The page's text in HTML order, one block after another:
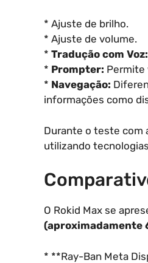
* Ajuste de brilho.
* Ajuste de volume.
* Tradução com Voz:
* Prompter: Permite
* Navegação:
informações como
Durante o teste com
utilizando
O Rokid Max se
(aproximadamente
* **Ray-Ban Meta